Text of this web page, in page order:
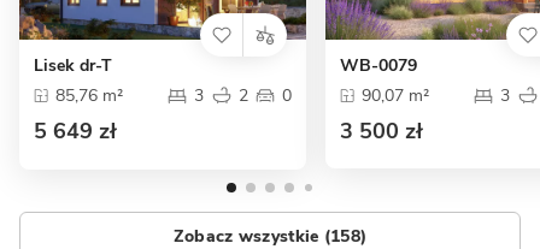
Lisek dr-T
85,76 m²
3 2 0
5 649 zł
WB-0079
90,07 m²
3
3 500 zł
Zobacz wszystkie (158)